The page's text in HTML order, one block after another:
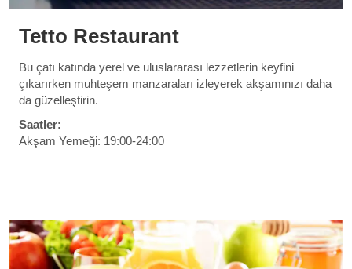
Tetto Restaurant
Bu çatı katında yerel ve uluslararası lezzetlerin keyfini
çıkarırken muhteşem manzaraları izleyerek akşamınızı daha
da güzelleştirin.
Saatler:
Akşam Yemeği: 19:00-24:00